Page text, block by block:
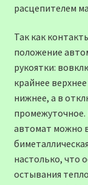
расцепителем
Так как
положение
рукоятки:
крайнее
нижнее, а в
промежуточное.
автомат можно
настолько, что
остывания